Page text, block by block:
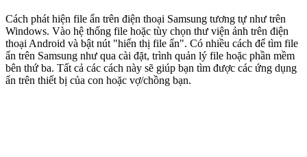
Cách phát hiện file ẩn trên điện thoại Samsung tương tự như trên
Windows. Vào hệ thống file hoặc tùy chọn thư viện ảnh trên điện
thoại Android và bật nút "hiển thị file ẩn". Có nhiều cách để tìm file
ẩn trên Samsung như qua cài đặt, trình quản lý file hoặc phần mềm
bên thứ ba. Tất cả các cách này sẽ giúp bạn tìm được các ứng dụng
ẩn trên thiết bị của con hoặc vợ/chồng bạn.